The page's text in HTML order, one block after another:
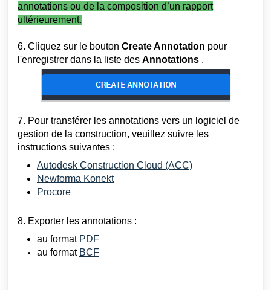
annotations ou de la composition d’un rapport
ultérieurement.
6. Cliquez sur le bouton Create Annotation pour
l'enregistrer dans la liste des Annotations .
7. Pour transférer les annotations vers un logiciel de
gestion de la construction, veuillez suivre les
instructions suivantes :
Autodesk Construction Cloud (ACC)
Newforma Konekt
Procore
8. Exporter les annotations :
au format PDF
au format BCF